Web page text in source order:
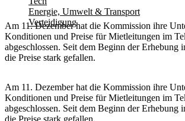
Energie, Umwelt & Transport
Verteidigung
Am 11. Dezember hat die Kommission ihre
Konditionen und Preise für Mietleitungen im
abgeschlossen. Seit dem Beginn der Erhebung
die Preise stark gefallen.
Am 11. Dezember hat die Kommission ihre
Konditionen und Preise für Mietleitungen im
abgeschlossen. Seit dem Beginn der Erhebung